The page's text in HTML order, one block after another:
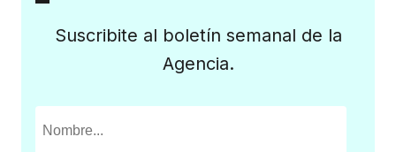
Suscribite al boletín semanal de la
Agencia.